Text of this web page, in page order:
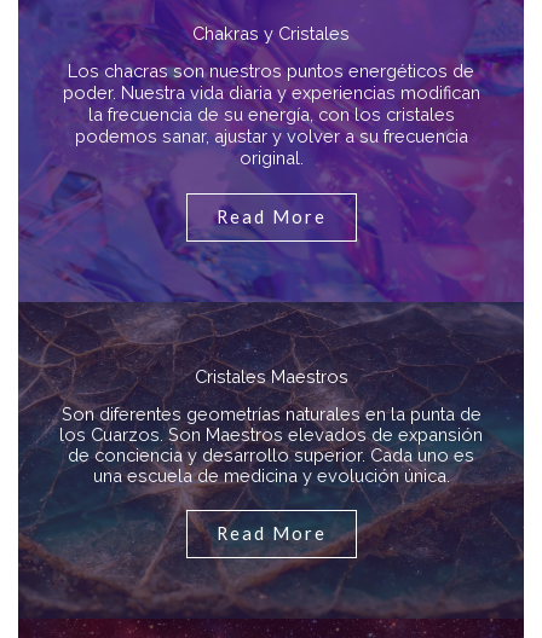
Chakras y Cristales
Los chacras son nuestros puntos energéticos de
poder. Nuestra vida diaria y experiencias modifican
la frecuencia de su energía, con los cristales
podemos sanar, ajustar y volver a su frecuencia
original.
Read More
Cristales Maestros
Son diferentes geometrías naturales en la punta de
los Cuarzos. Son Maestros elevados de expansión
de conciencia y desarrollo superior. Cada uno es
una escuela de medicina y evolución única.
Read More